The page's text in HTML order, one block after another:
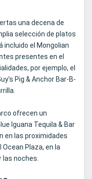
una decena de
selección de platos
incluido el Mongolian
presentes en el
por ejemplo, el
Pig & Anchor Bar-B-
ofrecen un
Iguana Tequila & Bar
en las proximidades
Plaza, en la
las noches.